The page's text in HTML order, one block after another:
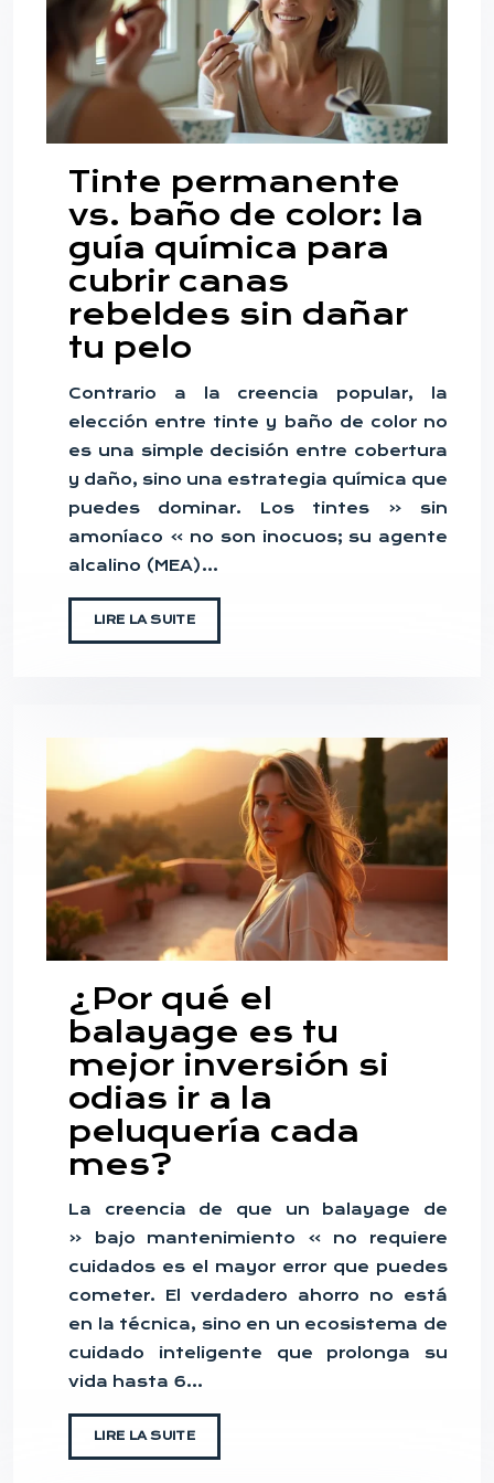
Tinte permanente
vs. baño de color: la
guía química para
cubrir canas
rebeldes sin dañar
tu pelo
Contrario a la creencia popular, la
elección entre tinte y baño de color no
es una simple decisión entre cobertura
y daño, sino una estrategia química que
puedes dominar. Los tintes « sin
amoníaco » no son inocuos; su agente
alcalino (MEA)…
LIRE LA SUITE
¿Por qué el
balayage es tu
mejor inversión si
odias ir a la
peluquería cada
mes?
La creencia de que un balayage de
« bajo mantenimiento » no requiere
cuidados es el mayor error que puedes
cometer. El verdadero ahorro no está
en la técnica, sino en un ecosistema de
cuidado inteligente que prolonga su
vida hasta 6…
LIRE LA SUITE